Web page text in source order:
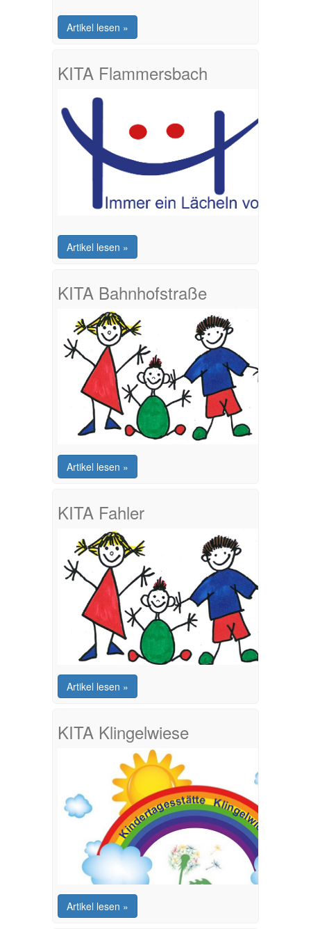
Artikel lesen »
KITA Flammersbach
Artikel lesen »
KITA Bahnhofstraße
Artikel lesen »
KITA Fahler
Artikel lesen »
KITA Klingelwiese
Artikel lesen »